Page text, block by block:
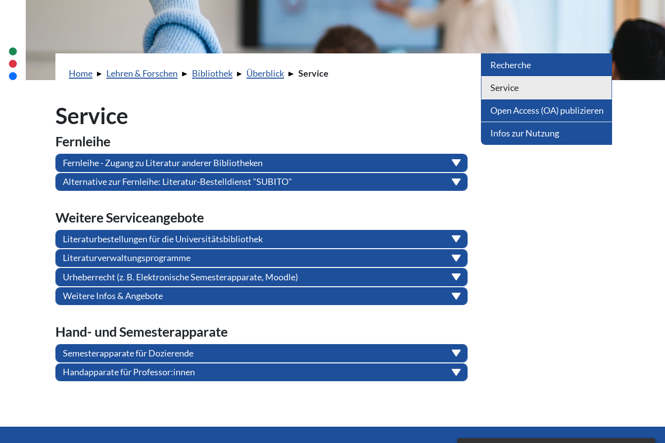
Sie sind hier:
Home Lehren & Forschen Bibliothek Überblick Service
Service
Fernleihe
Fernleihe - Zugang zu Literatur anderer Bibliotheken
Alternative zur Fernleihe: Literatur-Bestelldienst "SUBITO"
Weitere Ser­vice­an­ge­bo­te
Literaturbestellungen für die Universitätsbibliothek
Literaturverwaltungsprogramme
Urheberrecht (z. B. Elektronische Semesterapparate, Moodle)
Weitere Infos & Angebote
Hand- und Se­mes­ter­ap­pa­ra­te
Semesterapparate für Dozierende
Handapparate für Professor:innen
Recherche
Service
Open Access (OA) publizieren
Infos zur Nutzung